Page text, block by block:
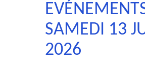
SAMEDI 13
2026